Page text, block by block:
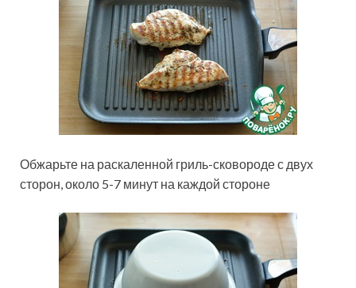
Обжарьте на раскаленной гриль-сковороде с двух
сторон, около 5-7 минут на каждой стороне